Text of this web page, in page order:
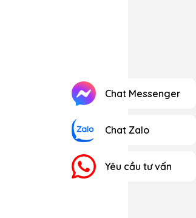
Chat Messenger
Chat Zalo
Yêu cầu tư vấn